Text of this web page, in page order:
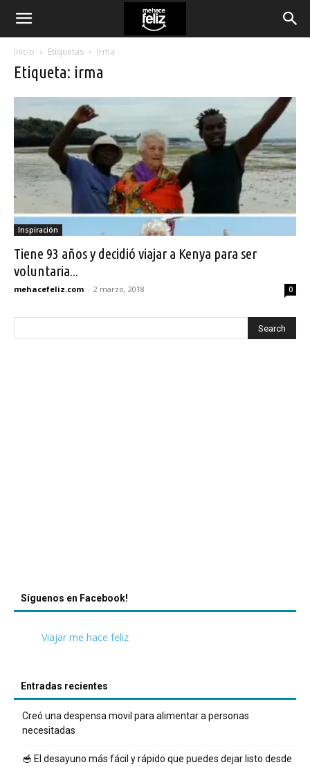
Inicio Etiquetas Irma
Etiqueta: irma
Inspiración
Tiene 93 años y decidió viajar a Kenya para ser
voluntaria...
mehacefeliz.com - 2 marzo, 2018 0
Síguenos en Facebook!
Viajar me hace feliz
Entradas recientes
Creó una despensa movil para alimentar a personas
necesitadas
🥣 El desayuno más fácil y rápido que puedes dejar listo desde